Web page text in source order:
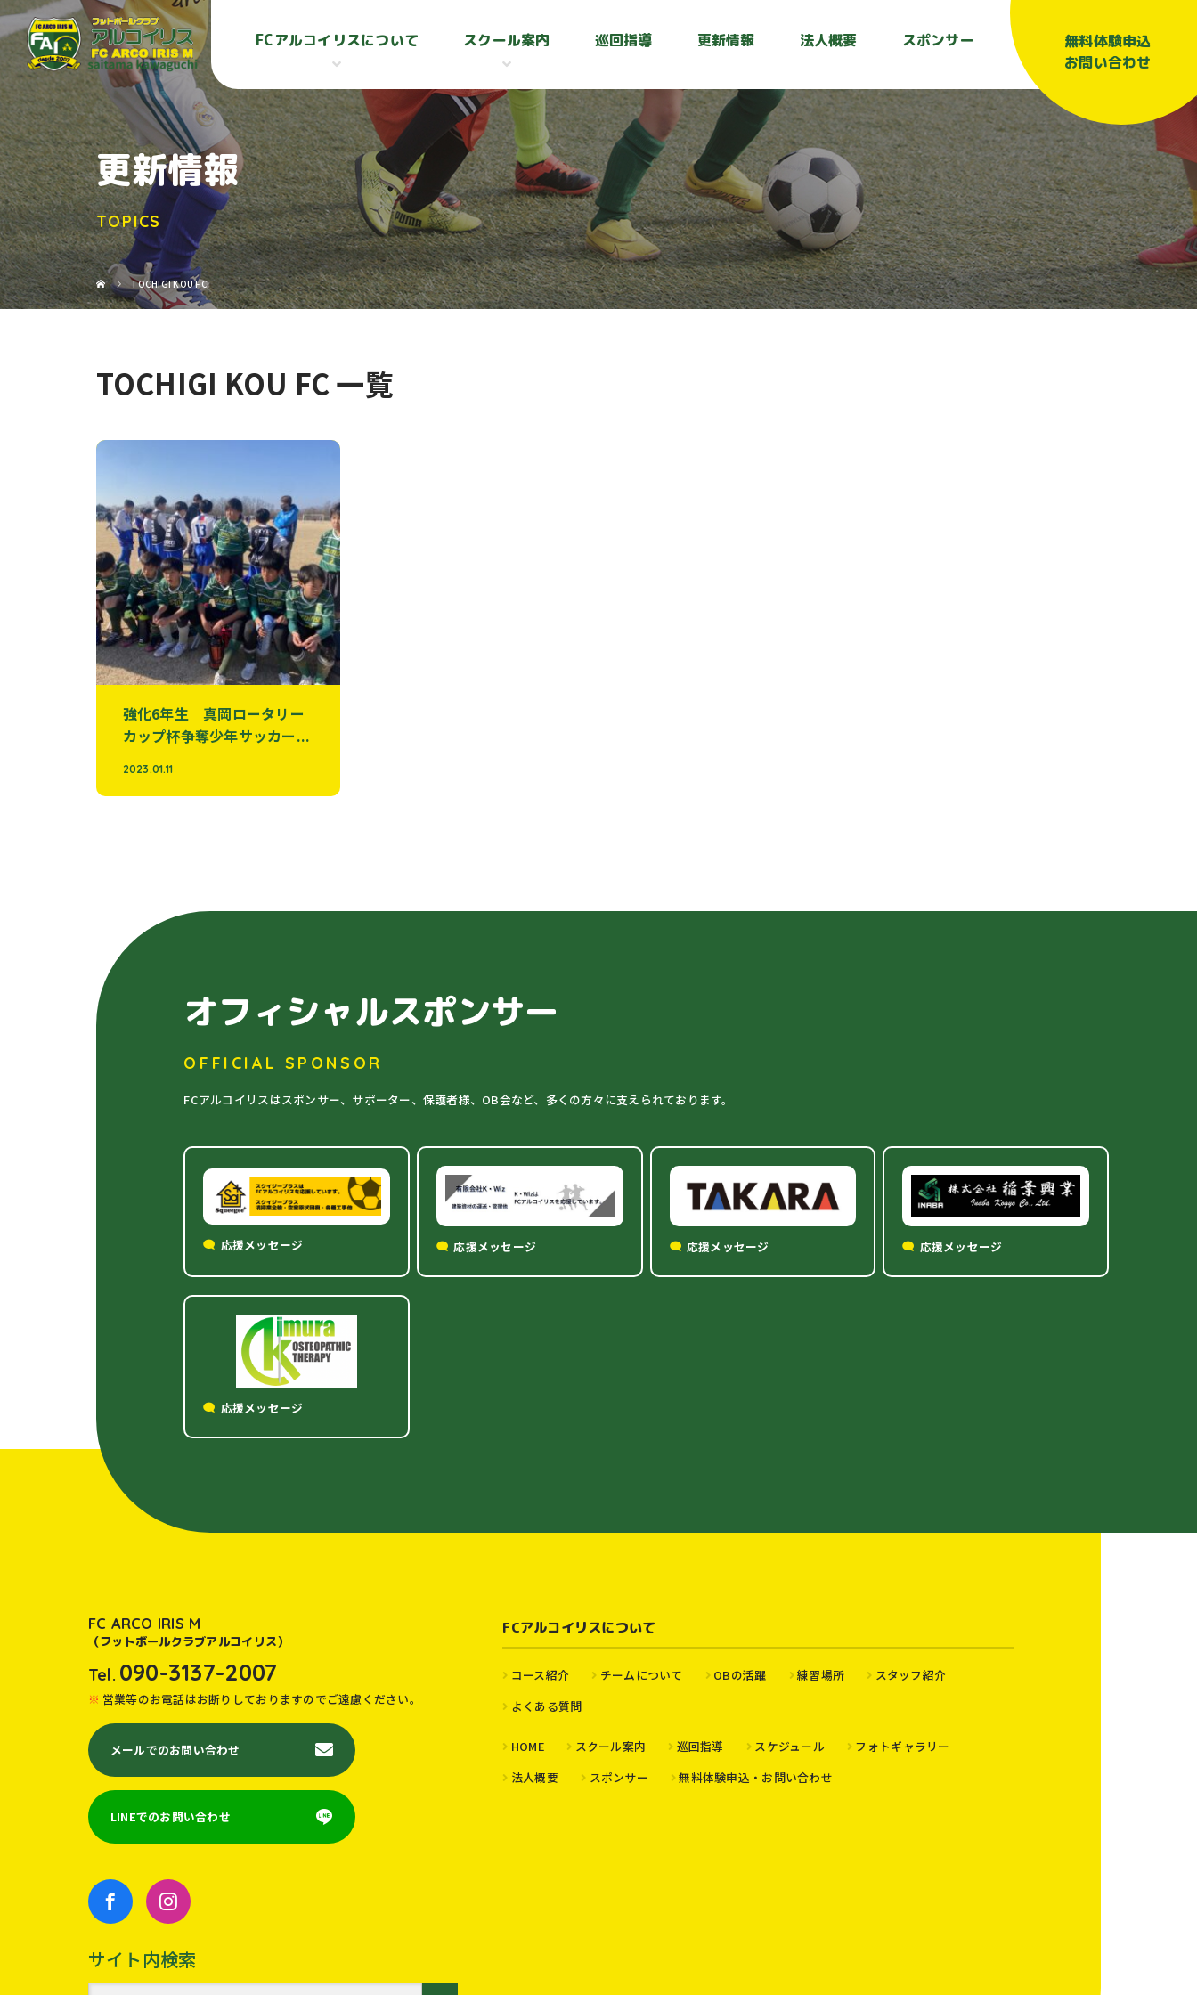
FCアルコイリスについて スクール案内 巡回指導 更新情報 法人概要 スポンサー
無料体験申込
お問い合わせ
更新情報
TOPICS
TOCHIGI KOU FC
TOCHIGI KOU FC 一覧
強化6年生 真岡ロータリー
カップ杯争奪少年サッカー...
2023.01.11
オフィシャルスポンサー
OFFICIAL SPONSOR
FCアルコイリスはスポンサー、サポーター、保護者様、OB会など、多くの方々に支えられております。
応援メッセージ 応援メッセージ 応援メッセージ 応援メッセージ
応援メッセージ
FC ARCO IRIS M
（フットボールクラブアルコイリス）
Tel. 090-3137-2007
営業等のお電話はお断りしておりますのでご遠慮ください。
メールでのお問い合わせ
LINEでのお問い合わせ
サイト内検索
FCアルコイリスについて
コース紹介 チームについて OBの活躍 練習場所
スタッフ紹介
よくある質問
HOME スクール案内 巡回指導 スケジュール
フォトギャラリー
法人概要
スポンサー 無料体験申込・お問い合わせ